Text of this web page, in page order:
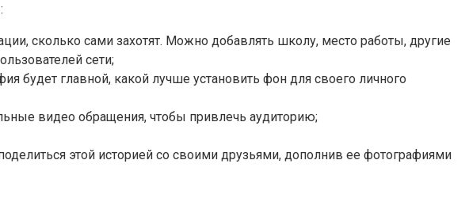
сколько сами захотят. Можно добавлять школу, место работы, другие
сети;
будет главной, какой лучше установить фон для своего личного
видео обращения, чтобы привлечь аудиторию;
этой историей со своими друзьями, дополнив ее фотографиями